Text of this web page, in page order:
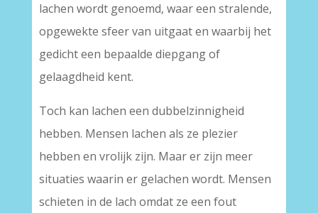
lachen wordt genoemd, waar een stralende,
opgewekte sfeer van uitgaat en waarbij het
gedicht een bepaalde diepgang of
gelaagdheid kent.
Toch kan lachen een dubbelzinnigheid
hebben. Mensen lachen als ze plezier
hebben en vrolijk zijn. Maar er zijn meer
situaties waarin er gelachen wordt. Mensen
schieten in de lach omdat ze een fout